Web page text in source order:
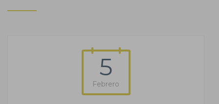
5
Febrero